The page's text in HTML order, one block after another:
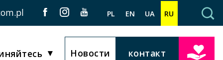
PL EN UA RU
Новости контакт